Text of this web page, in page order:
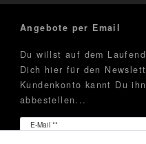
Angebote per Email
Du willst auf dem
Dich hier für den
Kundenkonto kannt Du
abbestellen...
E-Mail **
Newsletter